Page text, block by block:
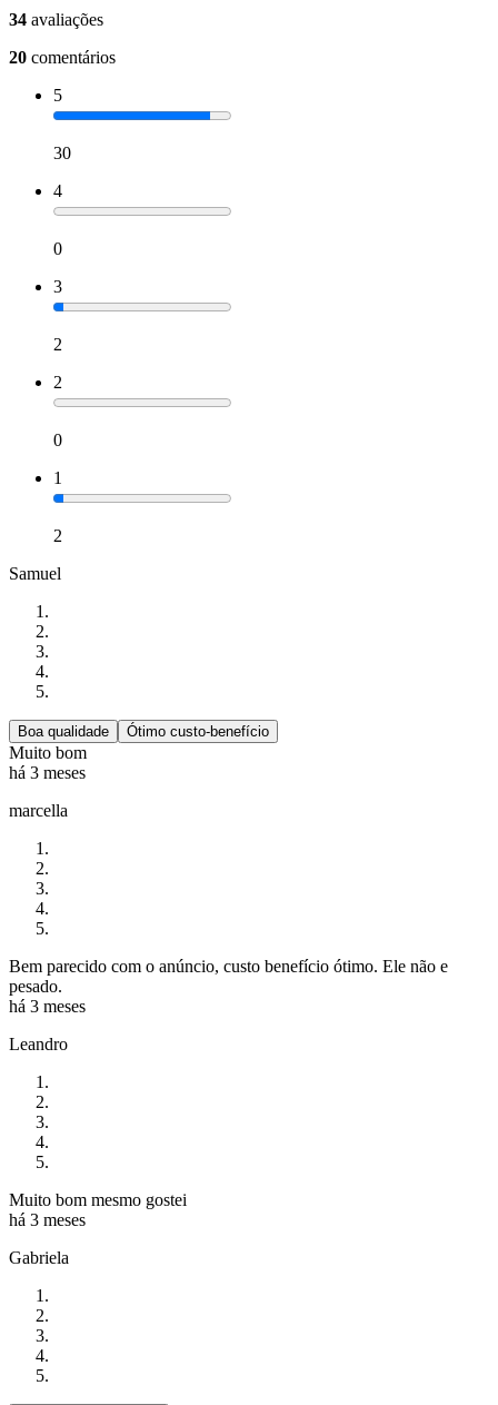
34 avaliações
20 comentários
5
30
4
0
3
2
2
0
1
2
Samuel
Boa qualidade Ótimo custo-benefício
Muito bom
há 3 meses
marcella
Bem parecido com o anúncio, custo benefício ótimo. Ele não e
pesado.
há 3 meses
Leandro
Muito bom mesmo gostei
há 3 meses
Gabriela